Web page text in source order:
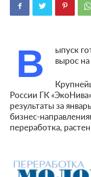
В
ыпуск
вырос
России ГК
результаты за
бизнес-
переработка,